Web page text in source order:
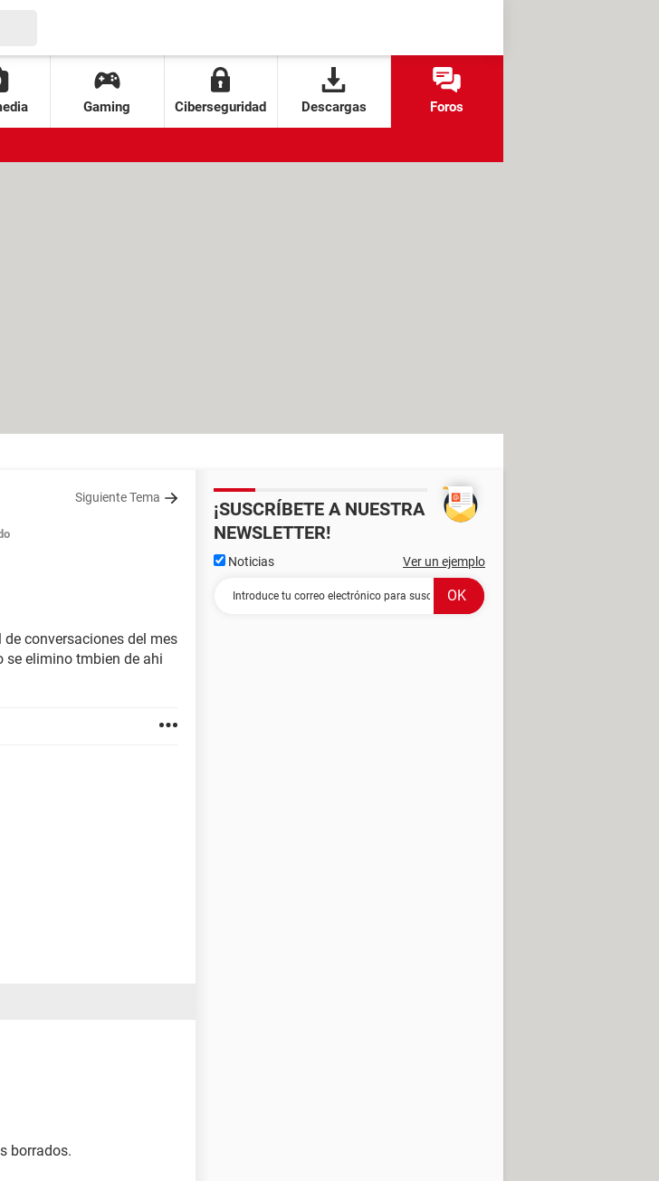
Gaming Ciberseguridad Descargas Foros
Siguiente Tema
conversaciones del mes
se elimino tmbien de ahi
borrados.
¡SUSCRÍBETE A NUESTRA
NEWSLETTER!
Noticias Ver un ejemplo